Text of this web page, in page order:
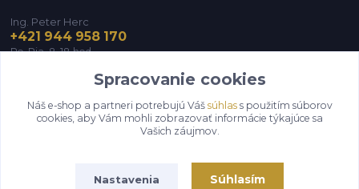
Ing. Peter Herc
+421 944 958 170
Po-Pia, 8-18 hod.
infomojadielnicka@gmail.com
Spracovanie cookies
Náš e-shop a partneri potrebujú Váš súhlass použitím súborov
cookies, aby Vám mohli zobrazovať informácie týkajúce sa
Vašich záujmov.
Nastavenia Súhlasím